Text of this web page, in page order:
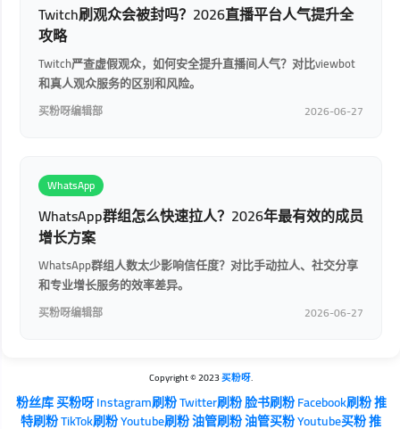
Twitch刷观众会被封吗？2026直播平台人气提升全
攻略
Twitch严查虚假观众，如何安全提升直播间人气？对比viewbot
和真人观众服务的区别和风险。
买粉呀编辑部 2026-06-27
WhatsApp
WhatsApp群组怎么快速拉人？2026年最有效的成员
增长方案
WhatsApp群组人数太少影响信任度？对比手动拉人、社交分享
和专业增长服务的效率差异。
买粉呀编辑部 2026-06-27
Copyright © 2023买粉呀.
粉丝库买粉呀Instagram刷粉Twitter刷粉脸书刷粉Facebook刷粉推
特刷粉TikTok刷粉Youtube刷粉油管刷粉油管买粉Youtube买粉推